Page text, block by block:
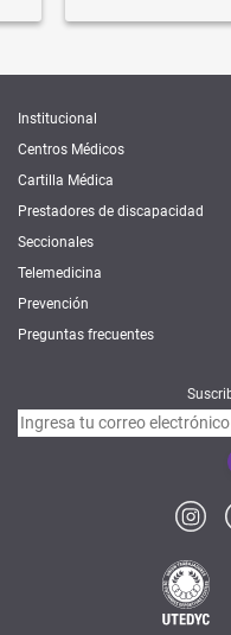
Institucional
Centros Médicos
Cartilla Médica
Prestadores de discapacidad
Seccionales
Telemedicina
Prevención
Preguntas frecuentes